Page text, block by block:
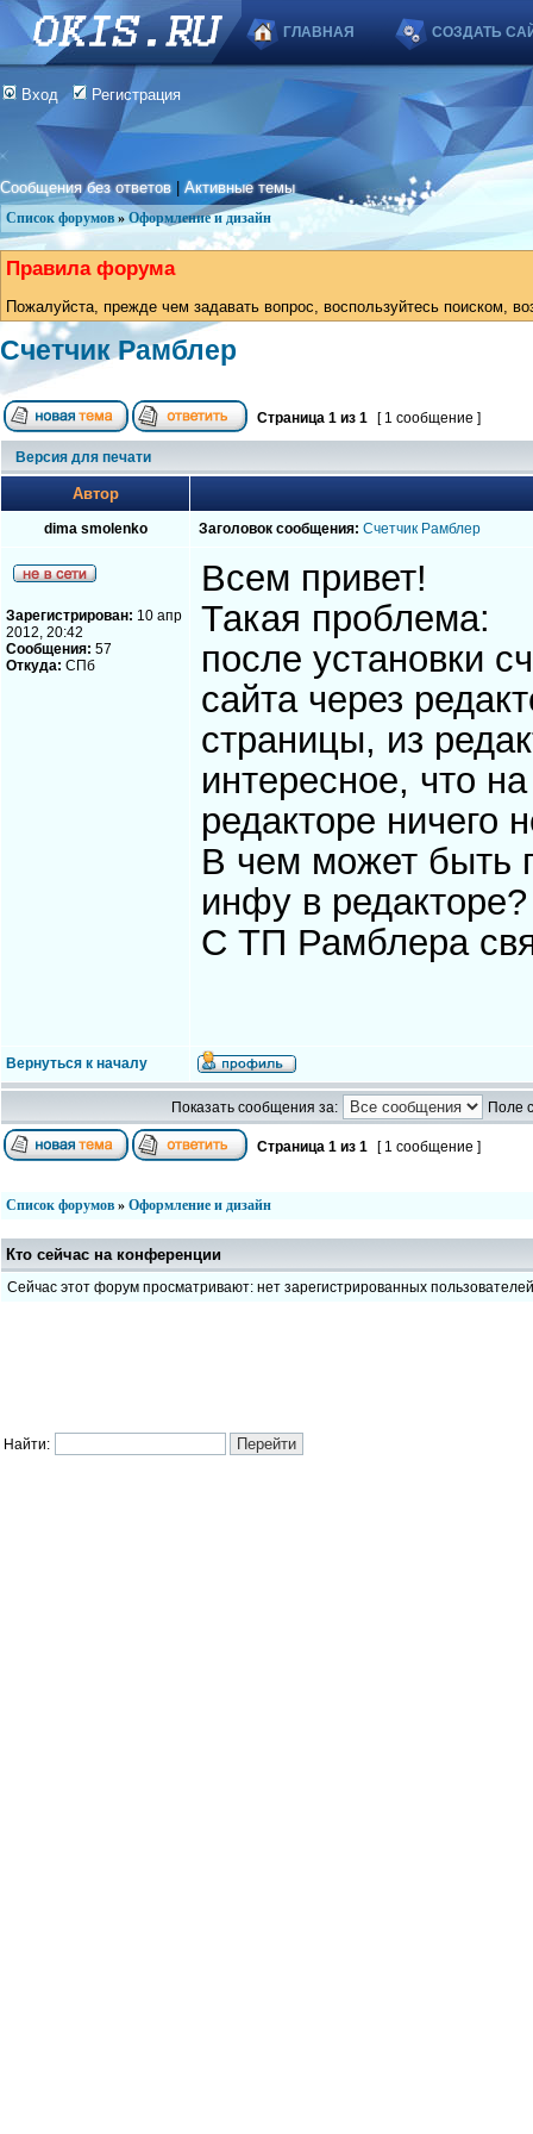
ГЛАВНАЯ СОЗДАТЬ
Вход Регистрация
Сообщения без ответов |Активные темы
Список форумов » Оформление и дизайн
Правила форума
Пожалуйста, прежде чем задавать вопрос, воспользуйтесь поиском,
Счетчик Рамблер
Страница 1 из 1 [ 1 сообщение ]
Версия для печати
Автор
dima smolenko Заголовок сообщения: Счетчик Рамблер
Зарегистрирован: 10 апр
2012, 20:42
Сообщения: 57
Откуда: СПб
Всем привет!
Такая проблема:
после установки
сайта через
страницы, из
интересное, что
редакторе ничего
В чем может быть
инфу в редакторе?
С ТП Рамблера
Вернуться к началу
Показать сообщения за: Поле
Страница 1 из 1 [ 1 сообщение ]
Список форумов » Оформление и дизайн
Кто сейчас на конференции
Сейчас этот форум просматривают: нет зарегистрированных пользователей
Найти: